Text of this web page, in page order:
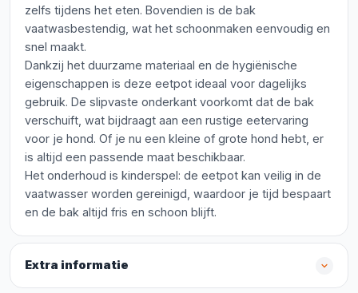
zelfs tijdens het eten. Bovendien is de bak
vaatwasbestendig, wat het schoonmaken eenvoudig en
snel maakt.
Dankzij het duurzame materiaal en de hygiënische
eigenschappen is deze eetpot ideaal voor dagelijks
gebruik. De slipvaste onderkant voorkomt dat de bak
verschuift, wat bijdraagt aan een rustige eetervaring
voor je hond. Of je nu een kleine of grote hond hebt, er
is altijd een passende maat beschikbaar.
Het onderhoud is kinderspel: de eetpot kan veilig in de
vaatwasser worden gereinigd, waardoor je tijd bespaart
en de bak altijd fris en schoon blijft.
Extra informatie